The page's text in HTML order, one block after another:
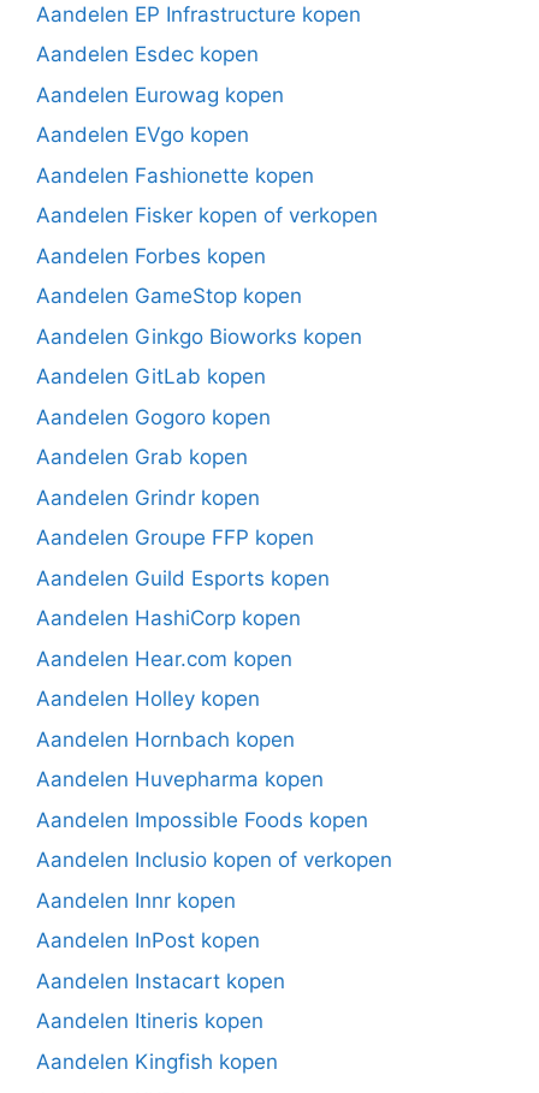
Aandelen EP Infrastructure kopen
Aandelen Esdec kopen
Aandelen Eurowag kopen
Aandelen EVgo kopen
Aandelen Fashionette kopen
Aandelen Fisker kopen of verkopen
Aandelen Forbes kopen
Aandelen GameStop kopen
Aandelen Ginkgo Bioworks kopen
Aandelen GitLab kopen
Aandelen Gogoro kopen
Aandelen Grab kopen
Aandelen Grindr kopen
Aandelen Groupe FFP kopen
Aandelen Guild Esports kopen
Aandelen HashiCorp kopen
Aandelen Hear.com kopen
Aandelen Holley kopen
Aandelen Hornbach kopen
Aandelen Huvepharma kopen
Aandelen Impossible Foods kopen
Aandelen Inclusio kopen of verkopen
Aandelen Innr kopen
Aandelen InPost kopen
Aandelen Instacart kopen
Aandelen Itineris kopen
Aandelen Kingfish kopen